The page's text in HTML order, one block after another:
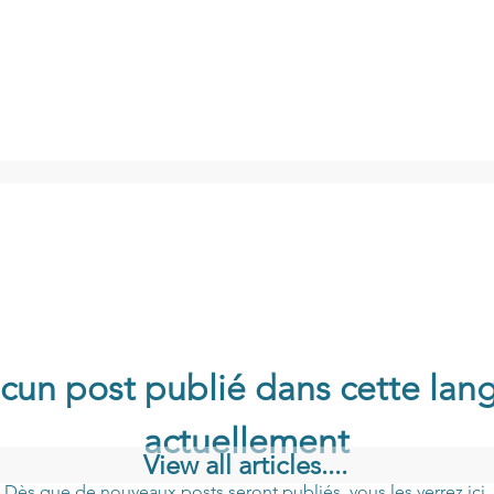
post publié dans cette
actuellement
View all articles....